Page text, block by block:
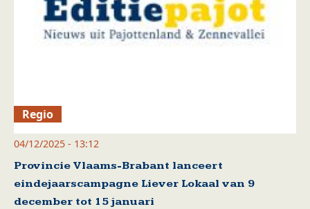
Regio
04/12/2025 - 13:12
Provincie Vlaams-Brabant lanceert
eindejaarscampagne Liever Lokaal van 9
december tot 15 januari